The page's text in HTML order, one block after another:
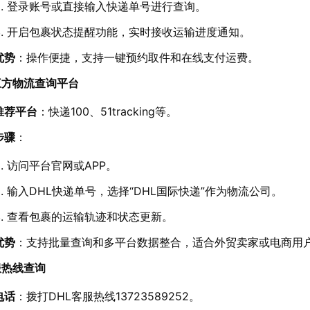
登录账号或直接输入快递单号进行查询。
开启包裹状态提醒功能，实时接收运输进度通知。
势 ：操作便捷，支持一键预约取件和在线支付运费。
物流查询平台
荐平台 ：快递100、51tracking等。
骤：
访问平台官网或APP。
输入DHL快递单号，选择“DHL国际快递”作为物流公司。
查看包裹的运输轨迹和状态更新。
势 ：支持批量查询和多平台数据整合，适合外贸卖家或电商用
线查询
话：拨打DHL客服热线13723589252。